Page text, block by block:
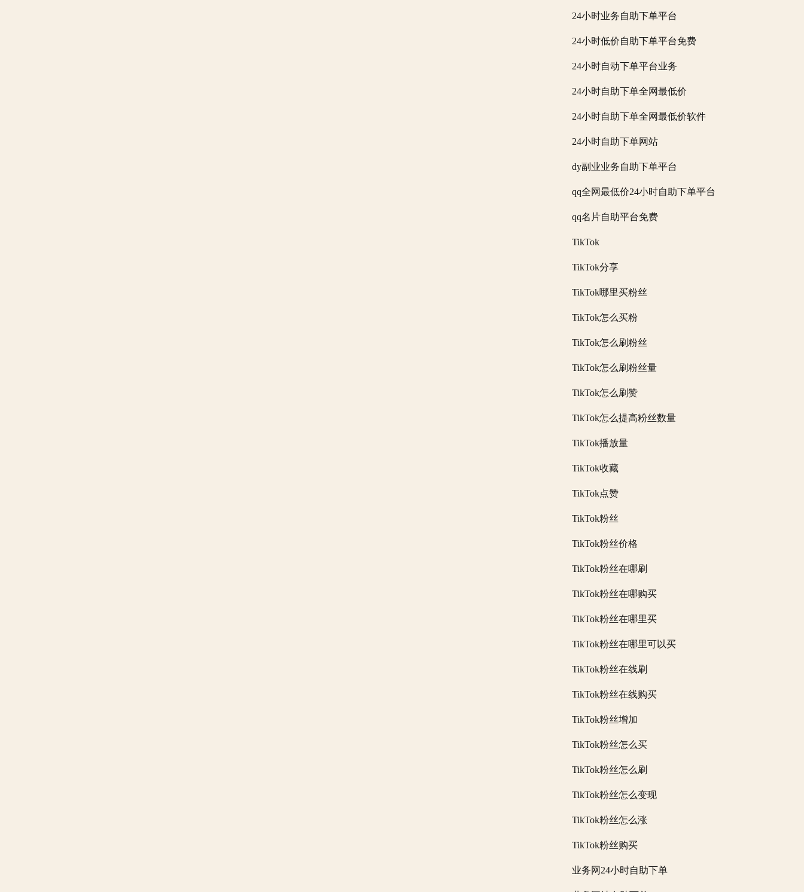
24小时业务自助下单平台
24小时低价自助下单平台免费
24小时自动下单平台业务
24小时自助下单全网最低价
24小时自助下单全网最低价软件
24小时自助下单网站
dy副业业务自助下单平台
qq全网最低价24小时自助下单平台
qq名片自助平台免费
TikTok
TikTok分享
TikTok哪里买粉丝
TikTok怎么买粉
TikTok怎么刷粉丝
TikTok怎么刷粉丝量
TikTok怎么刷赞
TikTok怎么提高粉丝数量
TikTok播放量
TikTok收藏
TikTok点赞
TikTok粉丝
TikTok粉丝价格
TikTok粉丝在哪刷
TikTok粉丝在哪购买
TikTok粉丝在哪里买
TikTok粉丝在哪里可以买
TikTok粉丝在线刷
TikTok粉丝在线购买
TikTok粉丝增加
TikTok粉丝怎么买
TikTok粉丝怎么刷
TikTok粉丝怎么变现
TikTok粉丝怎么涨
TikTok粉丝购买
业务网24小时自助下单